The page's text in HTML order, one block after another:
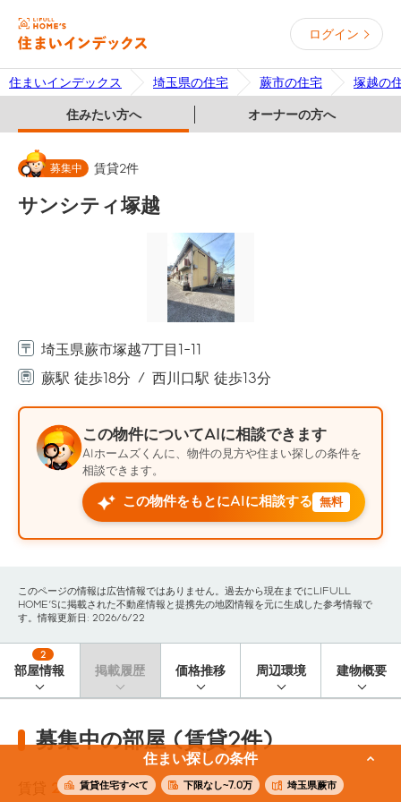
ログイン
住まいインデックス 埼玉県の住宅 蕨市の住宅 塚越の
住みたい方へ オーナーの方へ
住まい探しの条件
賃貸住宅すべて 下限なし~7.0万 埼玉県蕨市
募集中 賃貸2件
サンシティ塚越
埼玉県蕨市塚越7丁目1-11
蕨駅 徒歩18分
西川口駅 徒歩13分
この物件についてAIに相談できます
AIホームズくんに、物件の見方や住まい探しの条件を
相談できます。
この物件をもとにAIに相談する 無料
このページの情報は広告情報ではありません。過去から現在までにLIFULL
HOME'Sに掲載された不動産情報と提携先の地図情報を元に生成した参考情報で
す。情報更新日: 2026/6/22
部屋情報
2
掲載履歴 価格推移 周辺環境 建物概要
募集中の部屋 (賃貸2件)
2 件